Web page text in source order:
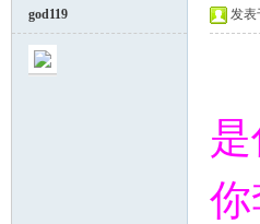
god119 发表